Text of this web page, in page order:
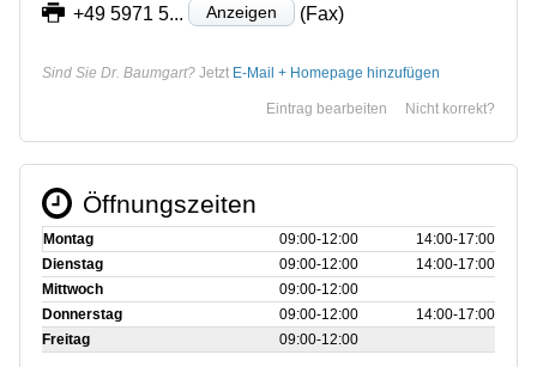
+49 5971 5... Anzeigen (Fax)
Sind Sie Dr. Baumgart? Jetzt E-Mail + Homepage hinzufügen
Nicht korrekt?
Eintrag bearbeiten
Öffnungszeiten
Montag 09:00‑12:00
14:00‑17:00
Dienstag
09:00‑12:00
14:00‑17:00
Mittwoch
09:00‑12:00
Donnerstag
09:00‑12:00
14:00‑17:00
Freitag
09:00‑12:00